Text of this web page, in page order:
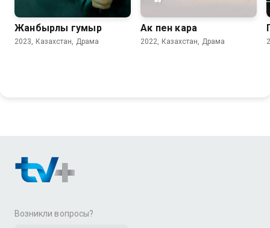
Жанбырлы гумыр
2023, Казахстан, Драма
Ак пен кара
2022, Казахстан, Драма
Возникли вопросы?